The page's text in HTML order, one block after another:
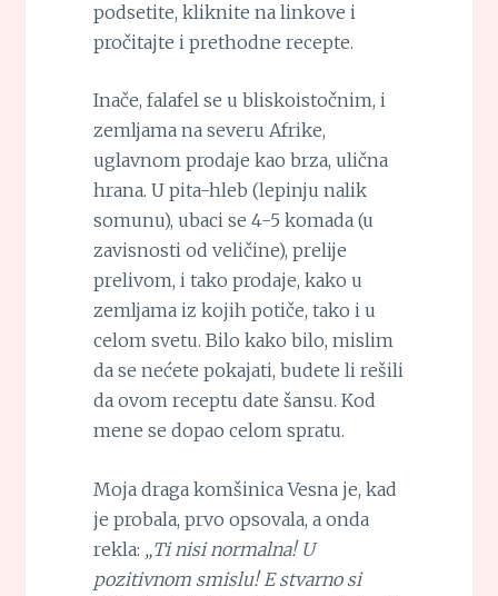
podsetite, kliknite na linkove i
pročitajte i prethodne recepte.
Inače, falafel se u bliskoistočnim, i
zemljama na severu Afrike,
uglavnom prodaje kao brza, ulična
hrana. U pita-hleb (lepinju nalik
somunu), ubaci se 4-5 komada (u
zavisnosti od veličine), prelije
prelivom, i tako prodaje, kako u
zemljama iz kojih potiče, tako i u
celom svetu. Bilo kako bilo, mislim
da se nećete pokajati, budete li rešili
da ovom receptu date šansu. Kod
mene se dopao celom spratu.
Moja draga komšinica Vesna je, kad
je probala, prvo opsovala, a onda
rekla: „Ti nisi normalna! U
pozitivnom smislu! E stvarno si